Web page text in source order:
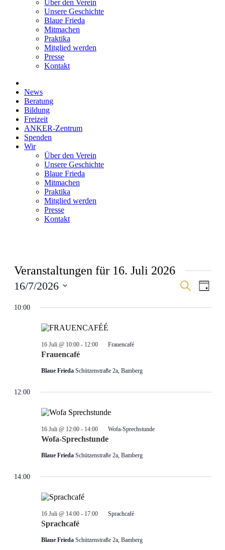
Über den Verein
Unsere Geschichte
Blaue Frieda
Mitmachen
Praktika
Mitglied werden
Presse
Kontakt
News
Beratung
Bildung
Freizeit
ANKER-Zentrum
Spenden
Wir
Über den Verein
Unsere Geschichte
Blaue Frieda
Mitmachen
Praktika
Mitglied werden
Presse
Kontakt
Veranstaltungen für 16. Juli 2026
und
Suche
Tag
16/7/2026
wählen.
10:00
Frauencafé
16 Juli @ 10:00- 12:00 Frauencafé
Blaue Frieda Schützenstraße 2a, Bamberg
12:00
Wofa-Sprechstunde
16 Juli @ 12:00- 14:00 Wofa-Sprechstunde
Blaue Frieda Schützenstraße 2a, Bamberg
14:00
Sprachcafé
16 Juli @ 14:00- 17:00 Sprachcafé
Blaue Frieda Schützenstraße 2a, Bamberg